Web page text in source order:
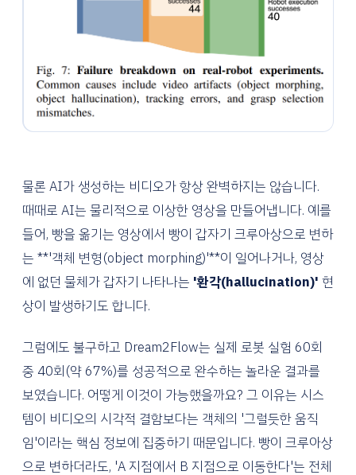
물론 AI가 생성하는 비디오가 항상 완벽하지는 않습니다.
때때로 AI는 물리적으로 이상한 영상을 만들어냅니다. 예를
들어, 빵을 옮기는 영상에서 빵이 갑자기 크루아상으로 변하
는 **'객체 변형(object morphing)'**이 일어나거나, 영상
에 없던 물체가 갑자기 나타나는 '환각(hallucination)' 현
상이 발생하기도 합니다.
그럼에도 불구하고 Dream2Flow는 실제 로봇 실험 60회
중 40회(약 67%)를 성공적으로 완수하는 놀라운 결과를
보였습니다. 어떻게 이것이 가능했을까요? 그 이유는 시스
템이 비디오의 시각적 결함보다는 객체의 '그럴듯한 움직
임'이라는 핵심 정보에 집중하기 때문입니다. 빵이 크루아상
으로 변하더라도, 'A 지점에서 B 지점으로 이동한다'는 전체